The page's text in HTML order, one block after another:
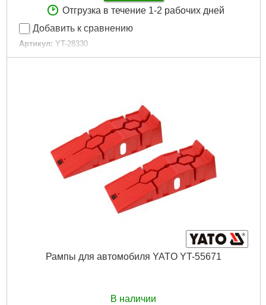
Отгрузка в течение 1-2 рабочих дней
Добавить к сравнению
Артикул: YT-28330
Код товара: 30.85.74
Рампы для автомобиля YATO YT-55671
В наличии